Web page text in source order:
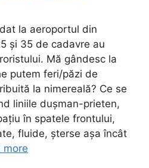
la aeroportul din
și 35 de cadavre au
Mă gândesc la
putem feri/păzi de
la nimereală? Ce se
liniile dușman-prieten,
în spatele frontului,
fluide, șterse așa încât
more